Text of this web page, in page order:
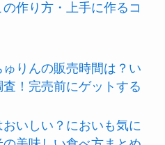
作り方・上手に作るコ
ゅりんの販売時間は？い
！完売前にゲットする
おいしい？においも気に